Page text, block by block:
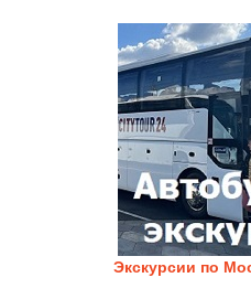
Экскурсии по